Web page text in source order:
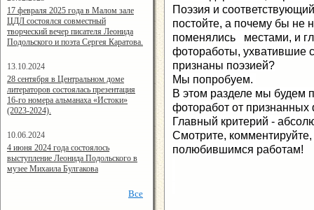
14:24:00
17 февраля 2025 года в Малом зале
ЦДЛ состоялся совместный
творческий вечер писателя Леонида
Подольского и поэта Сергея Каратова.
13.10.2024
14:08:11
28 сентября в Центральном доме
литераторов состоялась презентация
16-го номера альманаха «Истоки»
(2023-2024).
10.06.2024
15:02:44
4 июня 2024 года состоялось
выступление Леонида Подольского в
музее Михаила Булгакова
Все
Поэзия и
постойте, а почему бы не
поменялись местами, и
фотоработы, ухватившие
признаны поэзией?
Мы попробуем.
В этом разделе мы будем
фоторабот от
Главный критерий -
Смотрите,
полюбившимся работам!